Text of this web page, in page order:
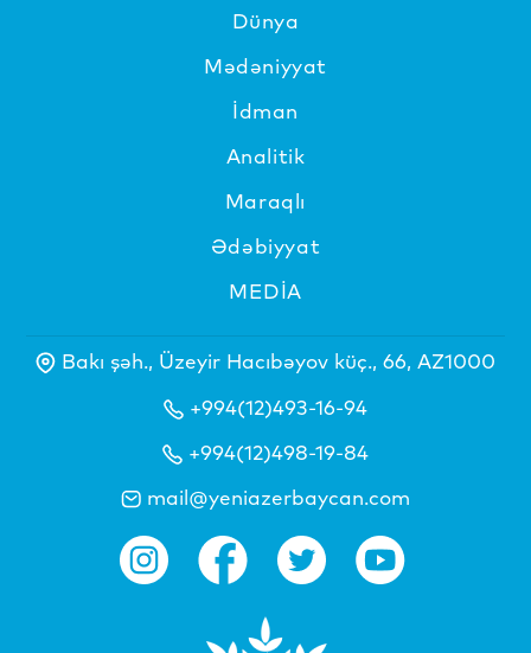
Dünya
Mədəniyyat
İdman
Analitik
Maraqlı
Ədəbiyyat
MEDİA
Bakı şəh., Üzeyir Hacıbəyov küç., 66, AZ1000
+994(12)493-16-94
+994(12)498-19-84
mail@yeniazerbaycan.com